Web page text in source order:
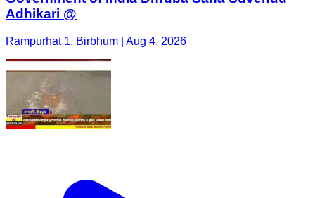
Adhikari @
Rampurhat 1, Birbhum | Aug 4, 2026